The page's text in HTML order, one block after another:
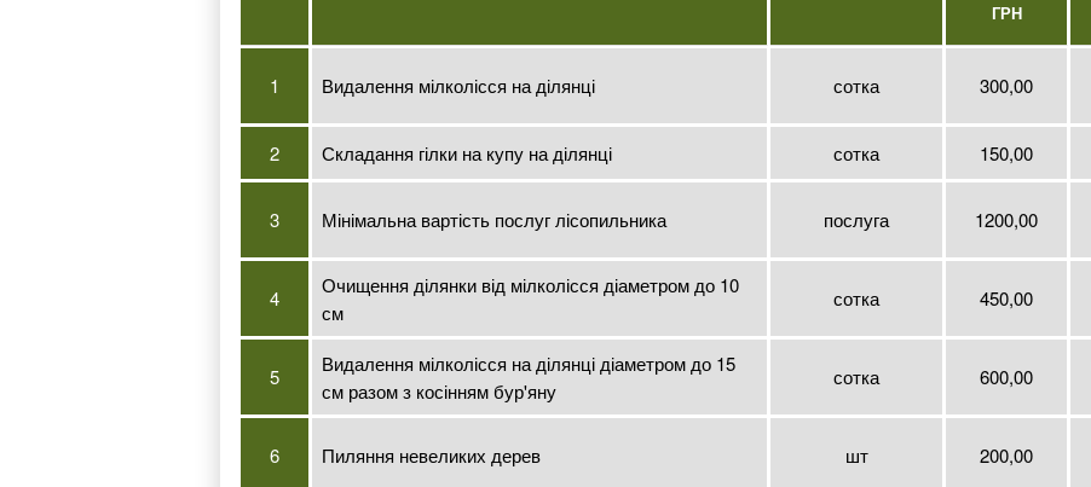
ГРН
1 Видалення мілколісся на ділянці сотка 300,00
2 Складання гілки на купу на ділянці сотка 150,00
3 Мінімальна вартість послуг лісопильника послуга 1200,00
4
Очищення ділянки від мілколісся діаметром до 10
см
сотка 450,00
5
Видалення мілколісся на ділянці діаметром до 15
см разом з косінням бур'яну
сотка 600,00
6 Пиляння невеликих дерев шт 200,00